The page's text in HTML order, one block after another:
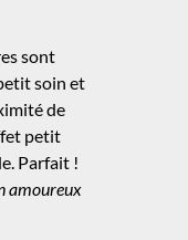
sont
soin et
de
petit
Parfait !
amoureux